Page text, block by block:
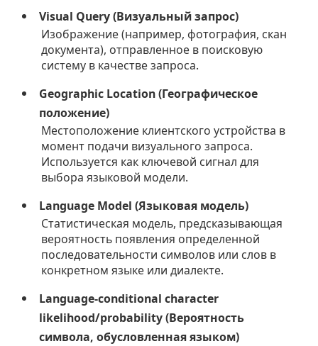
Visual Query (Визуальный запрос)
Изображение (например, фотография, скан
документа), отправленное в поисковую
систему в качестве запроса.
Geographic Location (Географическое
положение)
Местоположение клиентского устройства в
момент подачи визуального запроса.
Используется как ключевой сигнал для
выбора языковой модели.
Language Model (Языковая модель)
Статистическая модель, предсказывающая
вероятность появления определенной
последовательности символов или слов в
конкретном языке или диалекте.
Language-conditional character
likelihood/probability (Вероятность
символа, обусловленная языком)